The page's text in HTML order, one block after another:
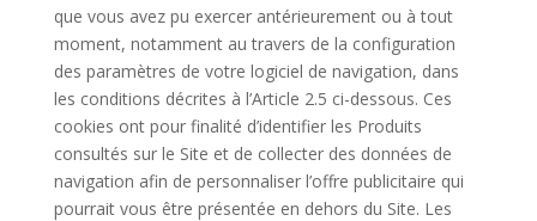
que vous avez pu exercer antérieurement ou à tout
moment, notamment au travers de la configuration
des paramètres de votre logiciel de navigation, dans
les conditions décrites à l’Article 2.5 ci-dessous. Ces
cookies ont pour finalité d’identifier les Produits
consultés sur le Site et de collecter des données de
navigation afin de personnaliser l’offre publicitaire qui
pourrait vous être présentée en dehors du Site. Les